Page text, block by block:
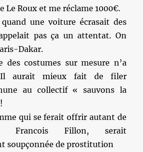
Le Roux et me réclame 1000€.
une voiture écrasait des
pas ça un attentat. On
Dakar.
des costumes sur mesure n’a
Il aurait mieux fait de filer
au collectif « sauvons la
qui se ferait offrir autant de
Francois Fillon, serait
soupçonnée de prostitution